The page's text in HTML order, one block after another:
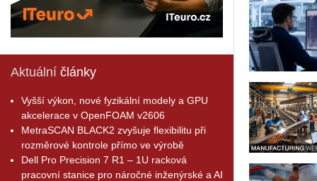
Aktuální články
Vyšší výkon, nové fyzikální modely a GPU
akcelerace v OpenFOAM v2606
MetraSCAN BLACK2 zvyšuje flexibilitu při
rozměrové kontrole přímo ve výrobě
Dell Pro Precision 7 R1 – 1U racková
pracovní stanice pro náročné inženýrské a AI